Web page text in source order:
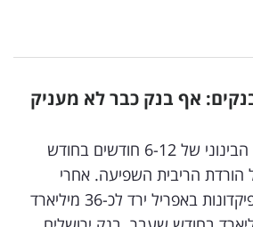
אף בנק כבר לא מעניק
ממוצע הריביות לטווח הבינוני של 6-12 חודשים בחודש
הריבית השפיעה. אחרי
הורדות הריבית, סך הפיקדונות באפריל ירד לכ-36 מיליארד